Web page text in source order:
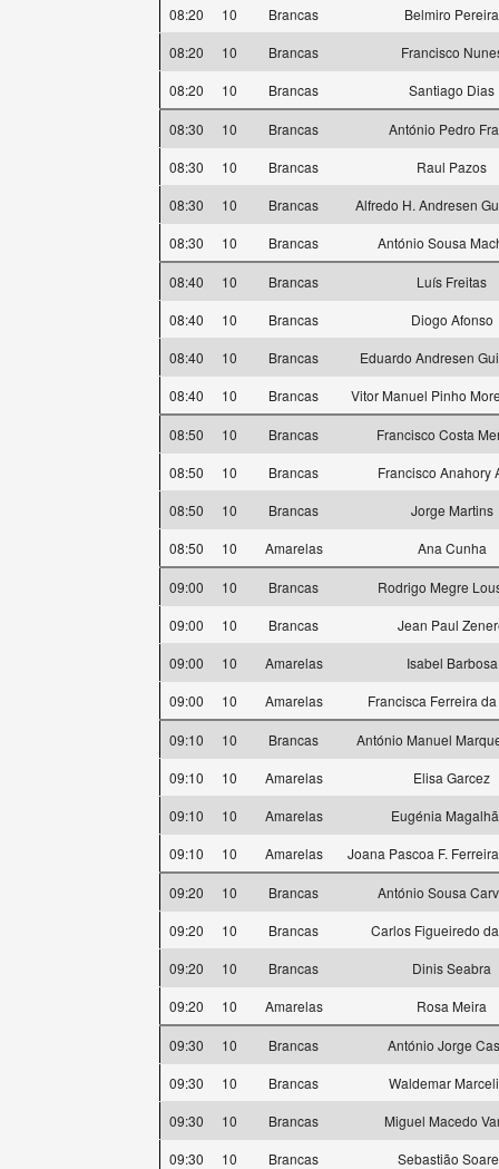
08:20 10 Brancas
Belmiro Pereira
08:20
10 Brancas
Francisco
08:20
10 Brancas Santiago Dias
08:30 10 Brancas
António Pedro
08:30
10 Brancas
Raul Pazos
08:30
10 Brancas
Alfredo H. Andresen
08:30
10 Brancas António Sousa
08:40 10 Brancas
Luís Freitas
08:40
10 Brancas
Diogo Afonso
08:40
10 Brancas
Eduardo Andresen
08:40
10 Brancas Vitor Manuel Pinho
08:50 10 Brancas
Francisco Costa
08:50
10 Brancas
Francisco Anahory
08:50
10 Brancas
Jorge Martins
08:50
10 Amarelas Ana Cunha
09:00 10 Brancas
Rodrigo Megre
09:00
10 Brancas
Jean Paul
09:00
10 Amarelas
Isabel Barbosa
09:00
10 Amarelas Francisca Ferreira
09:10 10 Brancas
António Manuel
09:10
10 Amarelas
Elisa Garcez
09:10
10 Amarelas
Eugénia
09:10
10 Amarelas Joana Pascoa F.
09:20 10 Brancas
António Sousa
09:20
10 Brancas
Carlos Figueiredo
09:20
10 Brancas
Dinis Seabra
09:20
10 Amarelas Rosa Meira
09:30 10 Brancas
António Jorge
09:30
10 Brancas
Waldemar
09:30
10 Brancas
Miguel Macedo
09:30
10 Brancas Sebastião